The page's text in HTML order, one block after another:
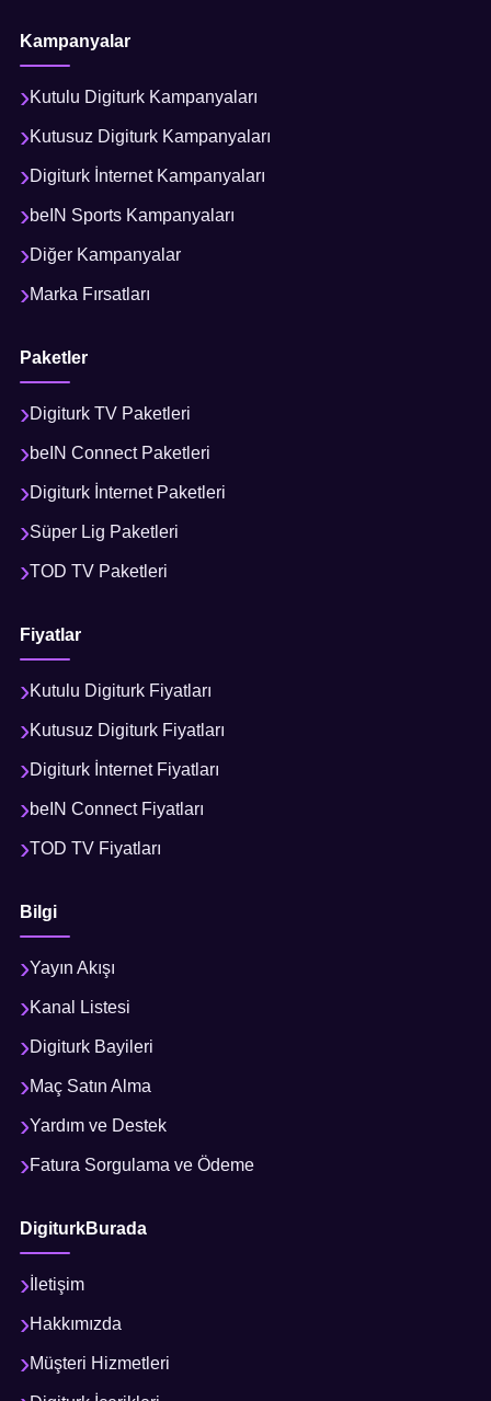
Kampanyalar
Kutulu Digiturk Kampanyaları
Kutusuz Digiturk Kampanyaları
Digiturk İnternet Kampanyaları
beIN Sports Kampanyaları
Diğer Kampanyalar
Marka Fırsatları
Paketler
Digiturk TV Paketleri
beIN Connect Paketleri
Digiturk İnternet Paketleri
Süper Lig Paketleri
TOD TV Paketleri
Fiyatlar
Kutulu Digiturk Fiyatları
Kutusuz Digiturk Fiyatları
Digiturk İnternet Fiyatları
beIN Connect Fiyatları
TOD TV Fiyatları
Bilgi
Yayın Akışı
Kanal Listesi
Digiturk Bayileri
Maç Satın Alma
Yardım ve Destek
Fatura Sorgulama ve Ödeme
DigiturkBurada
İletişim
Hakkımızda
Müşteri Hizmetleri